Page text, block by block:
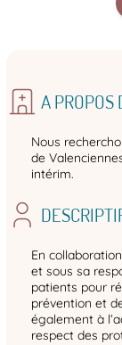
A PROPOS
Nous
de
intérim.
En
et sous sa
patients pour
prévention et
également à
respect des